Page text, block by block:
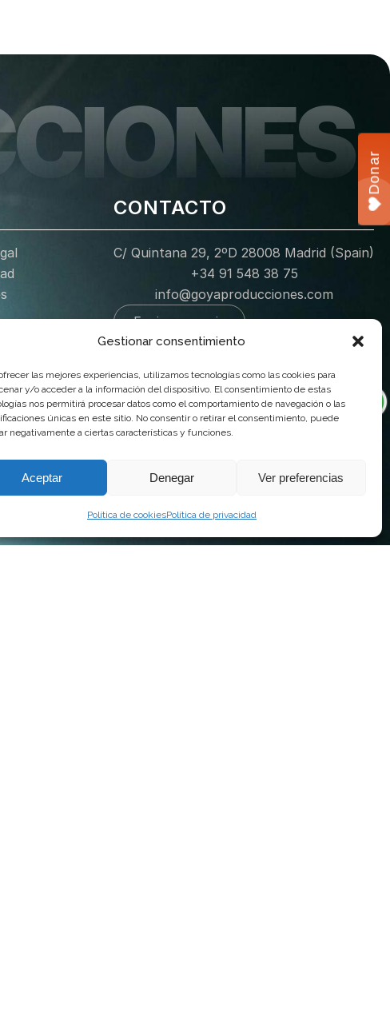
Gestionar consentimiento
las mejores experiencias, utilizamos tecnologías como las cookies para
y/o acceder a la información del dispositivo. El consentimiento de estas
nos permitirá procesar datos como el comportamiento de navegación o las
únicas en este sitio. No consentir o retirar el consentimiento, puede
negativamente a ciertas características y funciones.
Aceptar Denegar Ver preferencias
Política de cookiesPolítica de privacidad
Donar
CONTACTO
C/ Quintana 29, 2ºD 28008 Madrid (Spain)
+34 91 548 38 75
info@goyaproducciones.com
Enviar mensaje